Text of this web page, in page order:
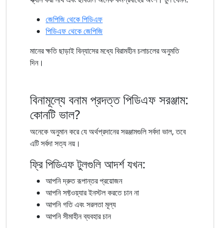
জেপিজি থেকে পিডিএফ
পিডিএফ থেকে জেপিজি
মানের ক্ষতি ছাড়াই বিন্যাসের মধ্যে বিরামহীন চলাচলের অনুমতি
দিন।
বিনামূল্যে বনাম প্রদত্ত পিডিএফ সরঞ্জাম:
কোনটি ভাল?
অনেকে অনুমান করে যে অর্থপ্রদানের সরঞ্জামগুলি সর্বদা ভাল, তবে
এটি সর্বদা সত্য নয়।
ফ্রি পিডিএফ টুলগুলি আদর্শ যখন:
আপনি দ্রুত রূপান্তর প্রয়োজন
আপনি সফ্টওয়্যার ইনস্টল করতে চান না
আপনি গতি এবং সরলতা মূল্য
আপনি সীমাহীন ব্যবহার চান